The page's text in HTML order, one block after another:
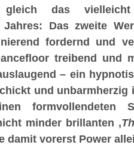
das vielleicht
Jahres: Das zweite
fordernd und
treibend und
– ein
und unbarmherzig
formvollendeten
minder brillanten ‚
damit vorerst Power